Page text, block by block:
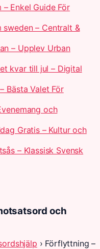
Enkel Guide För
sweden – Centralt &
– Upplev Urban
kvar till jul – Digital
Bästa Valet För
och
Gratis – Kultur och
– Klassisk Svensk
och
› Förflyttning –